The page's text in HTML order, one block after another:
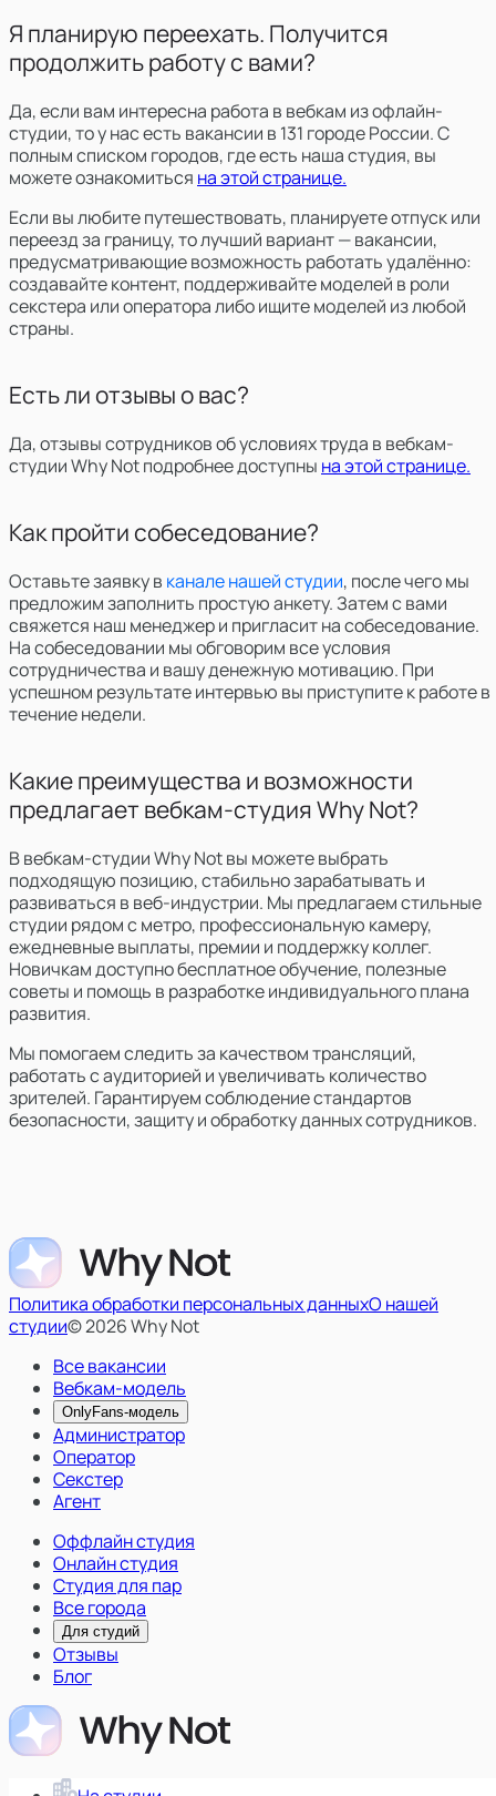
Я планирую переехать. Получится
продолжить работу с вами?
Да, если вам интересна работа в вебкам из офлайн-
студии, то у нас есть вакансии в 131 городе России. С
полным списком городов, где есть наша студия, вы
можете ознакомиться на этой странице.
Если вы любите путешествовать, планируете отпуск или
переезд за границу, то лучший вариант — вакансии,
предусматривающие возможность работать удалённо:
создавайте контент, поддерживайте моделей в роли
секстера или оператора либо ищите моделей из любой
страны.
Есть ли отзывы о вас?
Да, отзывы сотрудников об условиях труда в вебкам-
студии Why Not подробнее доступны на этой странице.
Как пройти собеседование?
Оставьте заявку в канале нашей студии, после чего мы
предложим заполнить простую анкету. Затем с вами
свяжется наш менеджер и пригласит на собеседование.
На собеседовании мы обговорим все условия
сотрудничества и вашу денежную мотивацию. При
успешном результате интервью вы приступите к работе в
течение недели.
Какие преимущества и возможности
предлагает вебкам-студия Why Not?
В вебкам-студии Why Not вы можете выбрать
подходящую позицию, стабильно зарабатывать и
развиваться в веб-индустрии. Мы предлагаем стильные
студии рядом с метро, профессиональную камеру,
ежедневные выплаты, премии и поддержку коллег.
Новичкам доступно бесплатное обучение, полезные
советы и помощь в разработке индивидуального плана
развития.
Мы помогаем следить за качеством трансляций,
работать с аудиторией и увеличивать количество
зрителей. Гарантируем соблюдение стандартов
безопасности, защиту и обработку данных сотрудников.
Политика обработки персональных данныхО нашей
студии© 2026 Why Not
Все вакансии
Вебкам-модель
OnlyFans-модель
Администратор
Оператор
Секстер
Агент
Оффлайн студия
Онлайн студия
Студия для пар
Все города
Для студий
Отзывы
Блог